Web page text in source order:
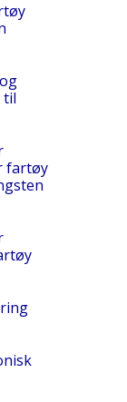
til
fartøy